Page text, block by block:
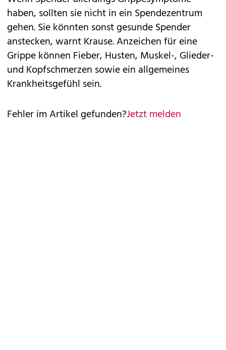
haben, sollten sie nicht in ein Spendezentrum
gehen. Sie könnten sonst gesunde Spender
anstecken, warnt Krause. Anzeichen für eine
Grippe können Fieber, Husten, Muskel-, Glieder-
und Kopfschmerzen sowie ein allgemeines
Krankheitsgefühl sein.
Fehler im Artikel gefunden?Jetzt melden